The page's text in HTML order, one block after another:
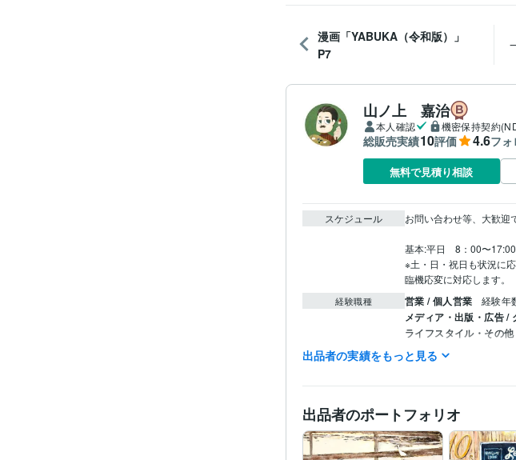
漫画「YABUKA（令和版）」
P7
山ノ上 嘉治
本人確認 機密保持契約
総販売実績10評価 4.6フ
無料で見積り相談
スケジュール お問い合わせ等、大歓迎
基本:平日　8：00〜17:00
※土・日・祝日も状況に
臨機応変に対応します。
経験職種 営業 / 個人営業 経験年
メディア・出版・広告 /
ライフスタイル・その
職歴 YAMANE art club
受賞歴 第40回一陽展　一陽賞
八戸市美術報奨
得意分野 イラスト作成・漫画制作
出品者の実績をもっと見る
出品者のポートフォリオ